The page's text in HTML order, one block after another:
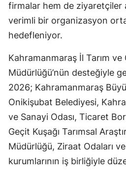
firmalar hem de ziyaretçiler
verimli bir organizasyon
hedefleniyor.
Kahramanmaraş İl Tarım ve
Müdürlüğü’nün desteğiyle
2026; Kahramanmaraş
Onikişubat Belediyesi,
ve Sanayi Odası, Ticaret
Geçit Kuşağı Tarımsal
Müdürlüğü, Ziraat Odaları
kurumlarının iş birliğiyle